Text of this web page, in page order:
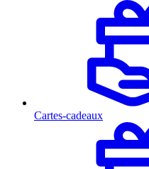
Cartes-cadeaux